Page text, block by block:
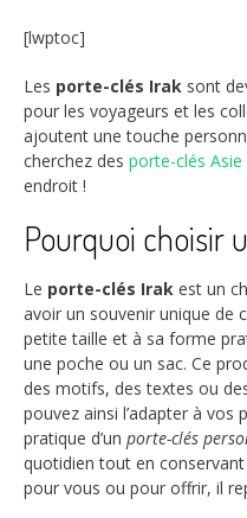
[lwptoc]
Les porte-clés Irak sont
pour les voyageurs et les
ajoutent une touche
cherchez des porte-clés Asie
endroit !
Pourquoi choisir
Le porte-clés Irak est un
avoir un souvenir unique de
petite taille et à sa forme
une poche ou un sac. Ce
des motifs, des textes ou
pouvez ainsi l’adapter à vos
pratique d’un porte-clés
quotidien tout en
pour vous ou pour offrir, il